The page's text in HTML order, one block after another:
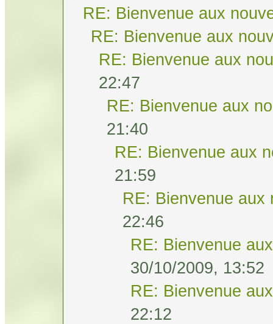
RE: Bienvenue aux
RE: Bienvenue aux
RE: Bienvenue aux
22:47
RE: Bienvenue aux
21:40
RE: Bienvenue aux
21:59
RE: Bienvenue aux
22:46
RE: Bienvenue
30/10/2009, 13:52
RE: Bienvenue
22:12